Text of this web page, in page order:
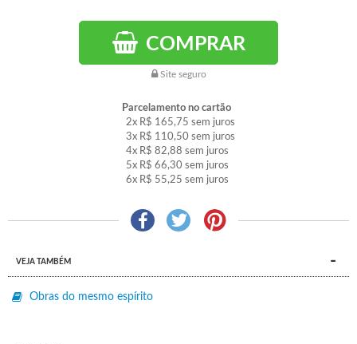
COMPRAR
Site seguro
Parcelamento no cartão
2x R$ 165,75 sem juros
3x R$ 110,50 sem juros
4x R$ 82,88 sem juros
5x R$ 66,30 sem juros
6x R$ 55,25 sem juros
VEJA TAMBÉM
Obras do mesmo espírito